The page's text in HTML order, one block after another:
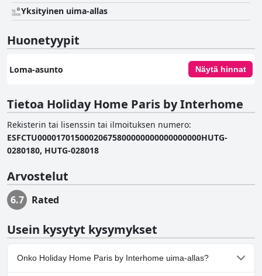
Yksityinen uima-allas
Huonetyypit
Loma-asunto Näytä hinnat
Tietoa Holiday Home Paris by Interhome
Rekisterin tai lisenssin tai ilmoituksen numero:
ESFCTU00001701500020675800000000000000000HUTG-
0280180, HUTG-028018
Arvostelut
6.7 Rated
Usein kysytyt kysymykset
Onko Holiday Home Paris by Interhome uima-allas?